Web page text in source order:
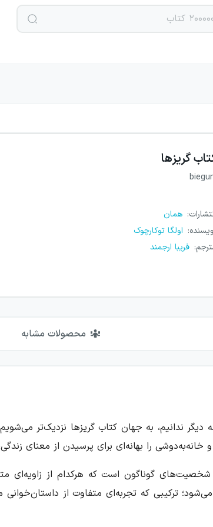
گریزها
: همان
: اولگا توکارچوک
: فریبا ارجمند
محصولات مشابه
دیگر ندانیم، به جهان کتاب گریزها نزدیک‌تر
خانه‌به‌دوشی را بهانه‌ای برای پرسیدن از معنای
گوناگون است که هرکدام از زاویه‌ای
ترکیبی که تجربه‌ای متفاوت از